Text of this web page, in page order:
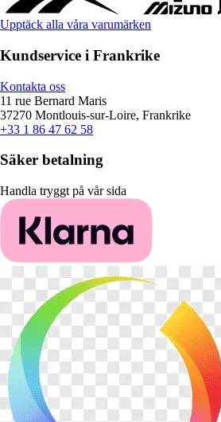
Upptäck alla våra varumärken
Kundservice i Frankrike
Kontakta oss
11 rue Bernard Maris
37270 Montlouis-sur-Loire, Frankrike
+33 1 86 47 62 58
Säker betalning
Handla tryggt på vår sida